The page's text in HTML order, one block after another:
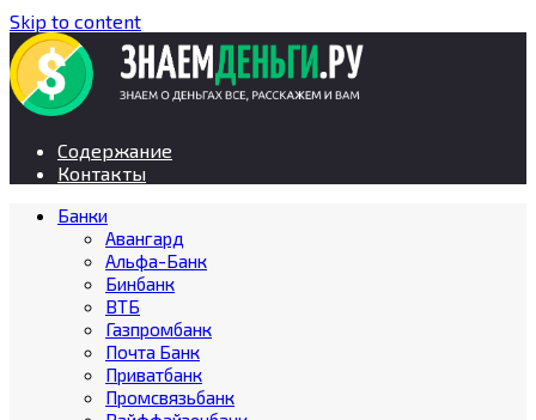
Skip to content
Содержание
Контакты
Банки
Авангард
Альфа-Банк
Бинбанк
ВТБ
Газпромбанк
Почта Банк
Приватбанк
Промсвязьбанк